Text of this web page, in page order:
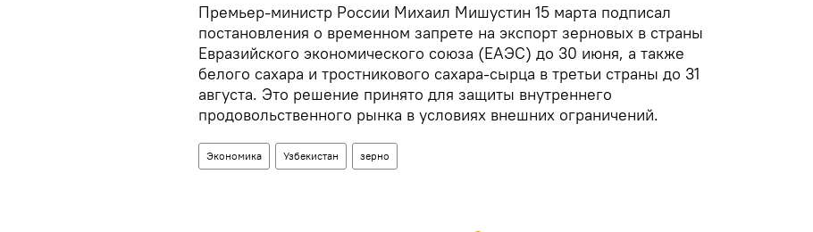
Премьер-министр России Михаил Мишустин 15 марта подписал
постановления о временном запрете на экспорт зерновых в страны
Евразийского экономического союза (ЕАЭС) до 30 июня, а также
белого сахара и тростникового сахара-сырца в третьи страны до 31
августа. Это решение принято для защиты внутреннего
продовольственного рынка в условиях внешних ограничений.
Экономика Узбекистан зерно